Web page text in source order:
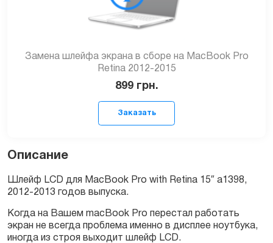
Замена шлейфа экрана в сборе на MacBook Pro
Retina 2012-2015
899 грн.
Описание
Шлейф LCD для MacBook Pro with Retina 15″ a1398,
2012-2013 годов выпуска.
Когда на Вашем macBook Pro перестал работать
экран не всегда проблема именно в дисплее ноутбука,
иногда из строя выходит шлейф LCD.